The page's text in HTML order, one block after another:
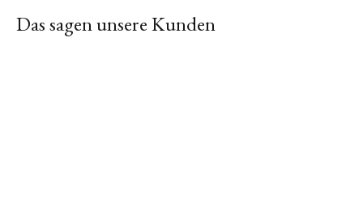
Das sagen unsere Kunden